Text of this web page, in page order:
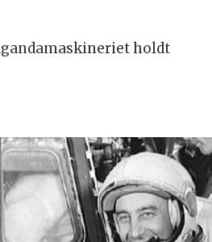
holdt